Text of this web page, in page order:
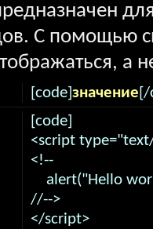
С помощью
а
[code]значение[/
[code]
<script
<!--
alert("Hello
//-->
</script>